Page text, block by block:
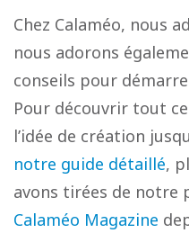
Chez Calaméo, nous
nous adorons
conseils pour
Pour découvrir tout
l’idée de création
notre guide détaillé,
avons tirées de notre
Calaméo Magazine